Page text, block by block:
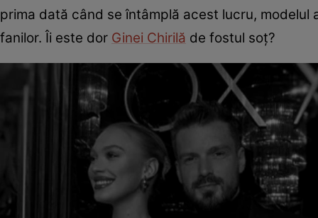
prima dată când se întâmplă acest lucru,
fanilor. Îi este dor Ginei Chirilă de fostul soț?